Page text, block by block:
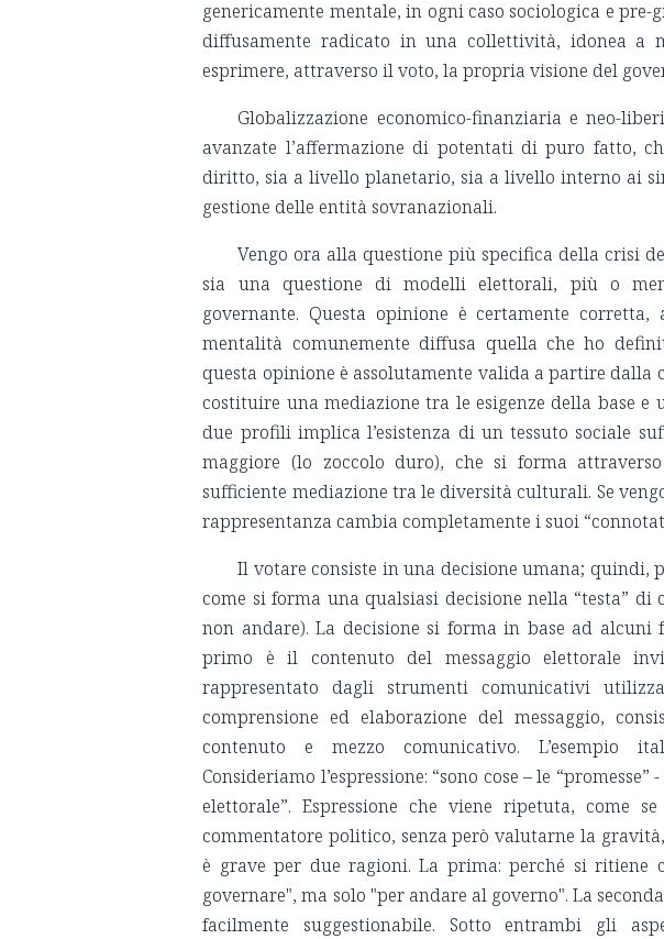
genericamente mentale, in ogni caso sociologica e
diffusamente radicato in una collettività, idonea a
esprimere, attraverso il voto, la propria visione del
Globalizzazione economico-finanziaria e neo-
avanzate l’affermazione di potentati di puro fatto,
diritto, sia a livello planetario, sia a livello interno ai
gestione delle entità sovranazionali.
Vengo ora alla questione più specifica della crisi
sia una questione di modelli elettorali, più o
governante. Questa opinione è certamente
mentalità comunemente diffusa quella che ho
questa opinione è assolutamente valida a partire dalla
costituire una mediazione tra le esigenze della base
due profili implica l’esistenza di un tessuto sociale
maggiore (lo zoccolo duro), che si forma
sufficiente mediazione tra le diversità culturali. Se
rappresentanza cambia completamente i suoi
Il votare consiste in una decisione umana; quindi,
come si forma una qualsiasi decisione nella “testa”
non andare). La decisione si forma in base ad
primo è il contenuto del messaggio elettorale
rappresentato dagli strumenti comunicativi
comprensione ed elaborazione del messaggio,
contenuto e mezzo comunicativo. L’esempio
Consideriamo l’espressione: “sono cose – le
elettorale”. Espressione che viene ripetuta, come
commentatore politico, senza però valutarne la
è grave per due ragioni. La prima: perché si ritiene
governare", ma solo "per andare al governo". La
facilmente suggestionabile. Sotto entrambi gli